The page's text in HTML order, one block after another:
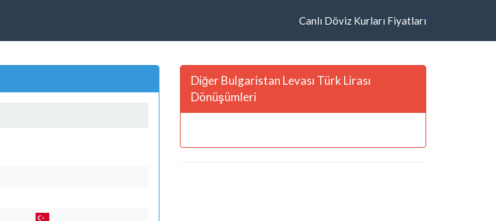
Canlı Döviz Kurları Fiyatları
Diğer Bulgaristan Levası Türk Lirası
Dönüşümleri